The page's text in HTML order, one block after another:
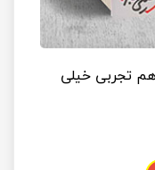
تجربی خیلی